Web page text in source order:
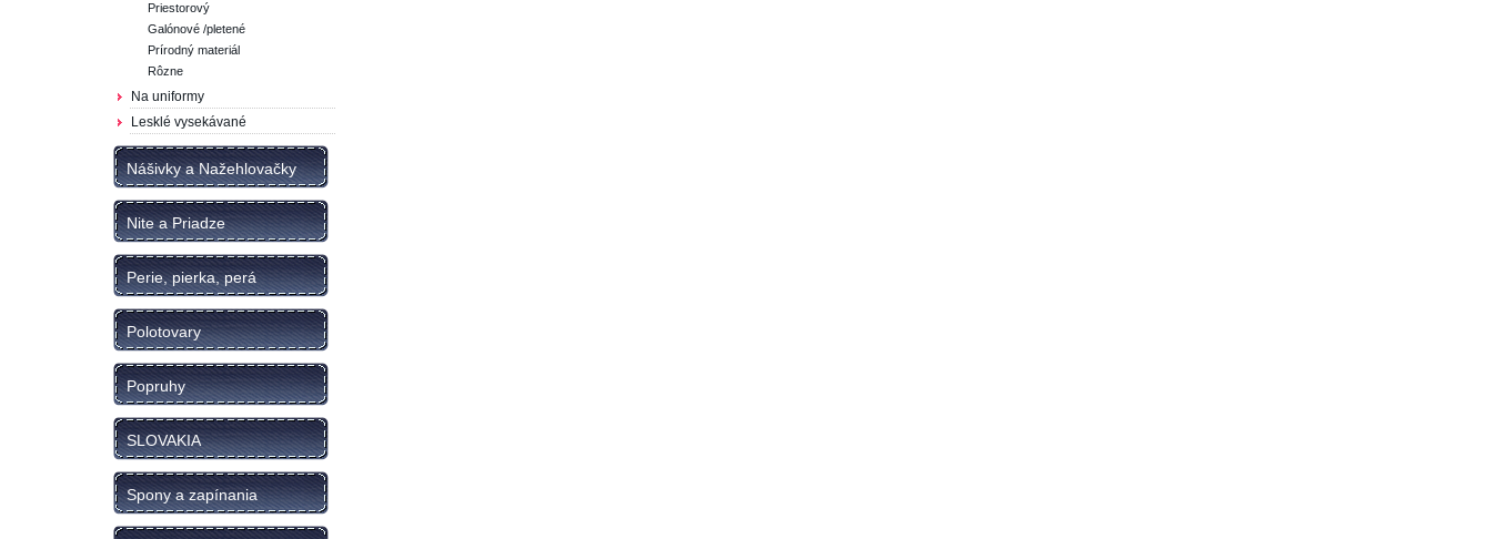
Priestorový
Galónové /pletené
Prírodný materiál
Rôzne
Na uniformy
Lesklé vysekávané
Nášivky a Nažehlovačky
Nite a Priadze
Perie, pierka, perá
Polotovary
Popruhy
SLOVAKIA
Spony a zapínania